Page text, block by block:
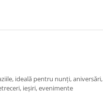
ideală pentru nunți, aniversări,
ieșiri, evenimente